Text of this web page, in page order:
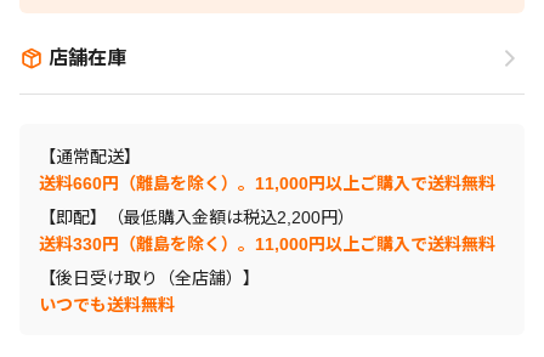
店舗在庫
【通常配送】
送料660円（離島を除く）。11,000円以上ご購入で送料無料
【即配】（最低購入金額は税込2,200円）
送料330円（離島を除く）。11,000円以上ご購入で送料無料
【後日受け取り（全店舗）】
いつでも送料無料